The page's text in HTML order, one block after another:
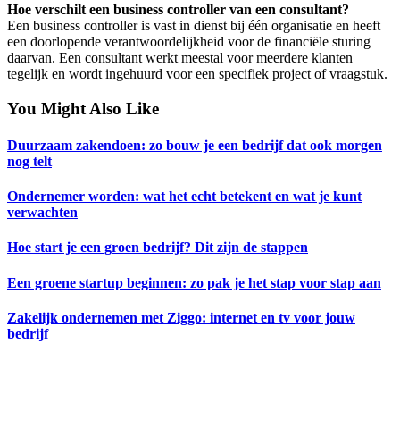
Hoe verschilt een business controller van een consultant?
Een business controller is vast in dienst bij één organisatie en heeft
een doorlopende verantwoordelijkheid voor de financiële sturing
daarvan. Een consultant werkt meestal voor meerdere klanten
tegelijk en wordt ingehuurd voor een specifiek project of vraagstuk.
You Might Also Like
Duurzaam zakendoen: zo bouw je een bedrijf dat ook morgen
nog telt
Ondernemer worden: wat het echt betekent en wat je kunt
verwachten
Hoe start je een groen bedrijf? Dit zijn de stappen
Een groene startup beginnen: zo pak je het stap voor stap aan
Zakelijk ondernemen met Ziggo: internet en tv voor jouw
bedrijf